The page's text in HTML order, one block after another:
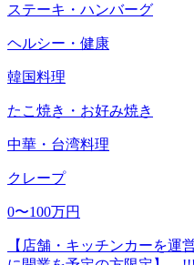
ステーキ・ハンバーグ
ヘルシー・健康
韓国料理
たこ焼き・お好み焼き
中華・台湾料理
クレープ
0〜100万円
【店舗・キッチンカーを運